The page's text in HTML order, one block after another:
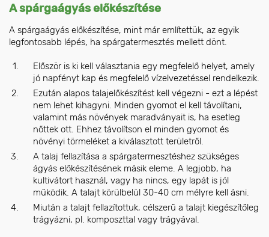
A spárgaágyás előkészítése
A spárgaágyás előkészítése, mint már említettük, az egyik
legfontosabb lépés, ha spárgatermesztés mellett dönt.
Először is ki kell választania egy megfelelő helyet, amely
jó napfényt kap és megfelelő vízelvezetéssel rendelkezik.
Ezután alapos talajelőkészítést kell végezni - ezt a lépést
nem lehet kihagyni. Minden gyomot el kell távolítani,
valamint más növények maradványait is, ha esetleg
nőttek ott. Ehhez távolítson el minden gyomot és
növényi törmeléket a kiválasztott területről.
A talaj fellazítása a spárgatermesztéshez szükséges
ágyás előkészítésének másik eleme. A legjobb, ha
kultivátort használ, vagy ha nincs, egy lapát is jól
működik. A talajt körülbelül 30-40 cm mélyre kell ásni.
Miután a talajt fellazítottuk, célszerű a talajt kiegészítőleg
trágyázni, pl. komposzttal vagy trágyával.